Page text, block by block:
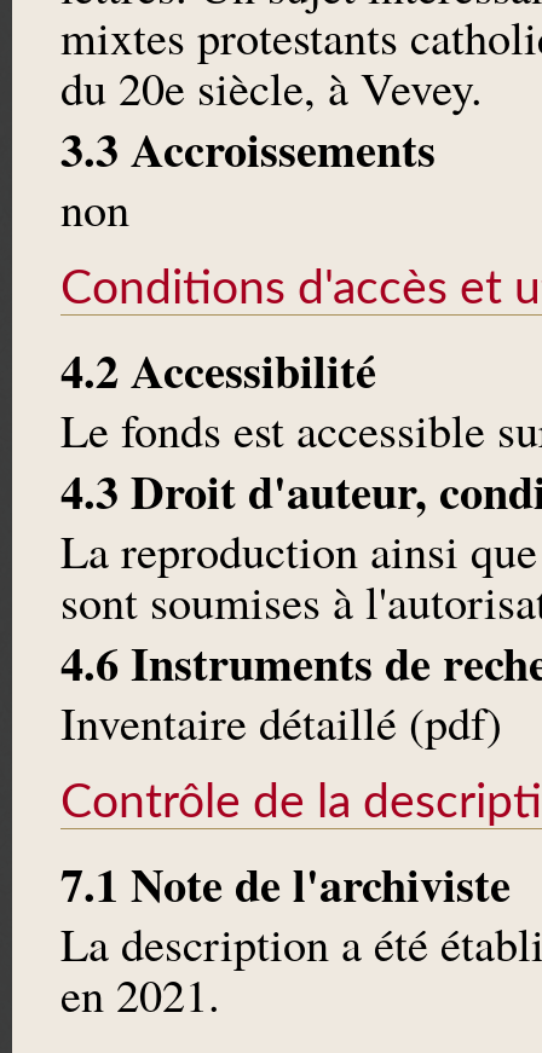
mixtes protestants
du 20e siècle, à Vevey.
3.3 Accroissements
non
Conditions d'accès et
4.2 Accessibilité
Le fonds est accessible
4.3 Droit d'auteur,
La reproduction ainsi
sont soumises à
4.6 Instruments de
Inventaire détaillé (pdf)
Contrôle de la
7.1 Note de l'archiviste
La description a été
en 2021.